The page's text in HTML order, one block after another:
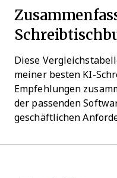
Diese
meiner besten KI-
Empfehlungen
der passenden
geschäftlichen